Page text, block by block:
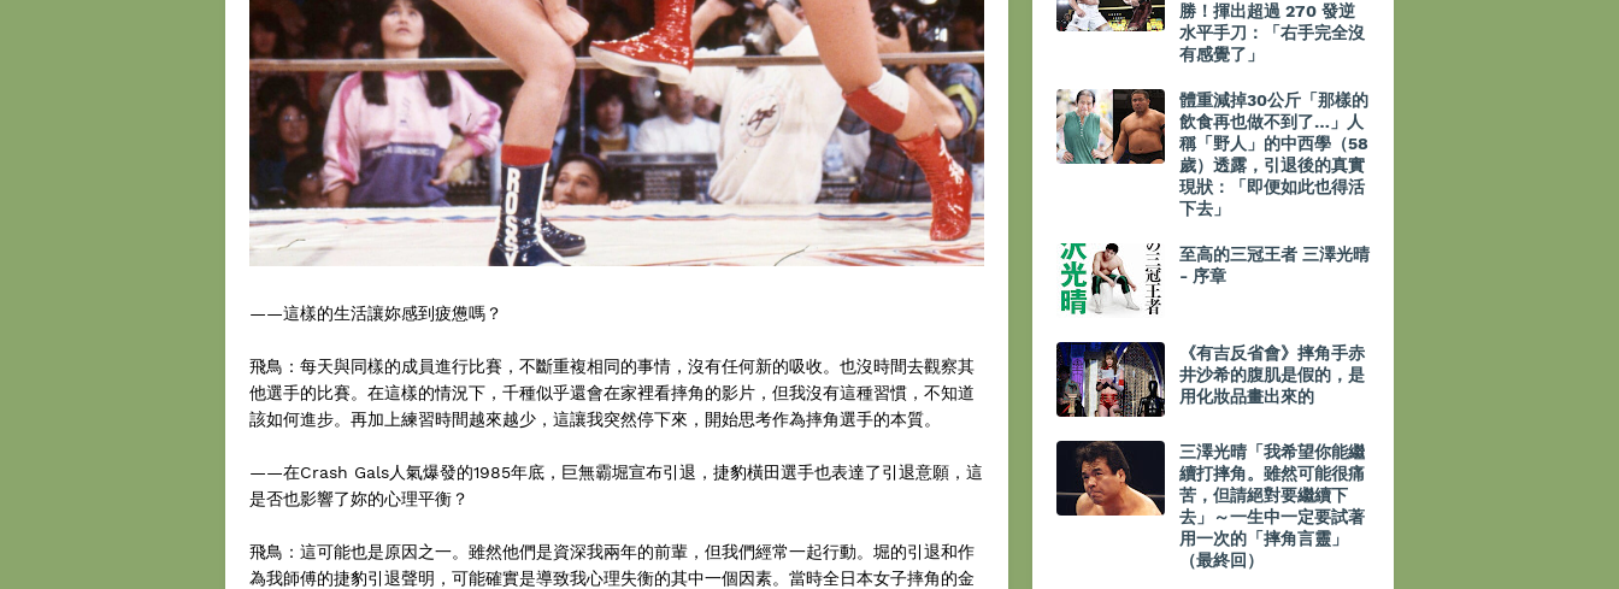
——這樣的生活讓妳感到疲憊嗎？
飛鳥：每天與同樣的成員進行比賽，不斷重複相同的事情，沒有任何新的吸收。也沒時間去觀察其
他選手的比賽。在這樣的情況下，千種似乎還會在家裡看摔角的影片，但我沒有這種習慣，不知道
該如何進步。再加上練習時間越來越少，這讓我突然停下來，開始思考作為摔角選手的本質。
——在Crash Gals人氣爆發的1985年底，巨無霸堀宣布引退，捷豹橫田選手也表達了引退意願，這
是否也影響了妳的心理平衡？
飛鳥：這可能也是原因之一。雖然他們是資深我兩年的前輩，但我們經常一起行動。堀的引退和作
為我師傅的捷豹引退聲明，可能確實是導致我心理失衡的其中一個因素。當時全日本女子摔角的金
勝！揮出超過 270 發逆
水平手刀：「右手完全沒
有感覺了」
體重減掉30公斤「那樣的
飲食再也做不到了…」人
稱「野人」的中西學（58
歲）透露，引退後的真實
現狀：「即便如此也得活
下去」
至高的三冠王者 三澤光晴
- 序章
《有吉反省會》摔角手赤
井沙希的腹肌是假的，是
用化妝品畫出來的
三澤光晴「我希望你能繼
續打摔角。雖然可能很痛
苦，但請絕對要繼續下
去」～一生中一定要試著
用一次的「摔角言靈」
（最終回）